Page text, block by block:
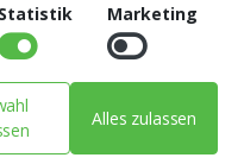
Neuigkeiten und
Heyl
Abonnieren
Statistik Marketing
Alles zulassen